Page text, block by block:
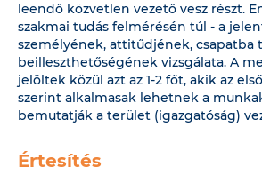
leendő közvetlen vezető vesz részt.
szakmai tudás felmérésén túl - a
személyének, attitűdjének, csapatba
beilleszthetőségének vizsgálata. A
jelöltek közül azt az 1-2 főt, akik az
szerint alkalmasak lehetnek a
bemutatják a terület (igazgatóság)
Értesítés